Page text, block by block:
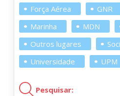
Força Aérea
GNR
Marinha
MDN
Outros lugares
Universidade
UPM
Pesquisar: